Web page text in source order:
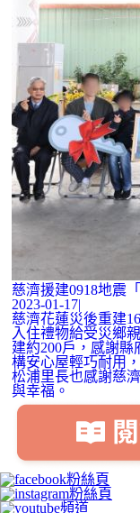
慈濟援建0918地震
2023-01-17|
慈濟花蓮災後重建
入住禮物給受災鄉
建約200戶，感謝
構安心屋輕巧耐用
松浦里長也感謝慈
與幸福。